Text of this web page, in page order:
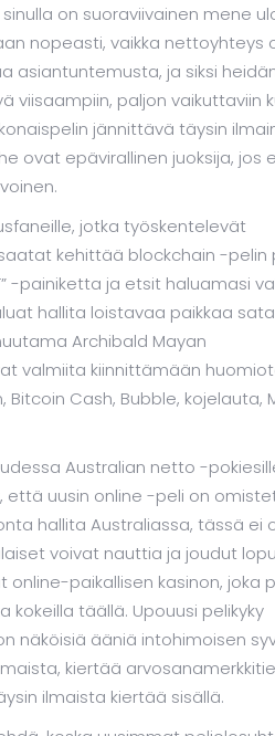
on suoraviivainen mene
nopeasti, vaikka nettoyhteys
asiantuntemusta, ja siksi
viisaampiin, paljon vaikuttaviin
jännittävä täysin
ovat epävirallinen juoksija, jos
jotka työskentelevät
kehittää blockchain -pelin
-painiketta ja etsit haluamasi
hallita loistavaa paikkaa
Archibald Mayan
valmiita kiinnittämään
Cash, Bubble, kojelauta,
Australian netto -
uusin online -peli on
hallita Australiassa, tässä ei
voivat nauttia ja joudut
paikallisen kasinon, joka
täällä. Upouusi pelikyky
näköisiä ääniä intohimoisen
kiertää
ilmaista kiertää sisällä.